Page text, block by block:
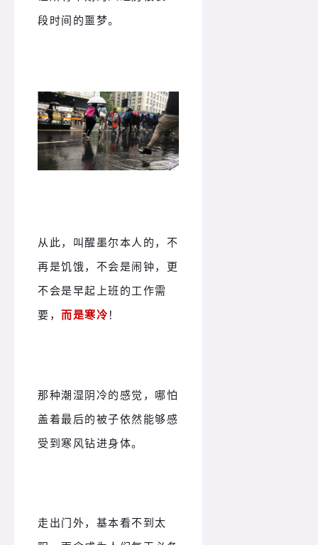
段时间的噩梦。
从此，叫醒墨尔本人的，不
再是饥饿，不会是闹钟，更
不会是早起上班的工作需
要， 而是寒冷 ！
那种潮湿阴冷的感觉，哪怕
盖着最后的被子依然能够感
受到寒风钻进身体。
走出门外，基本看不到太